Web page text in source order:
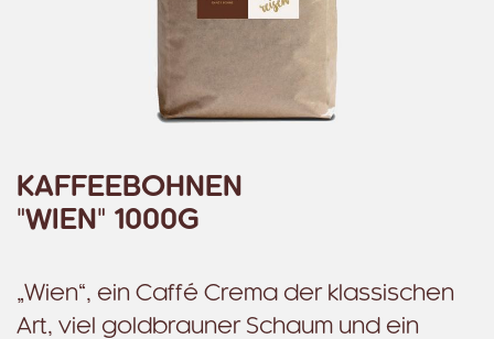
KAFFEEBOHNEN
"WIEN" 1000G
„Wien“, ein Caffé Crema der klassischen
Art, viel goldbrauner Schaum und ein